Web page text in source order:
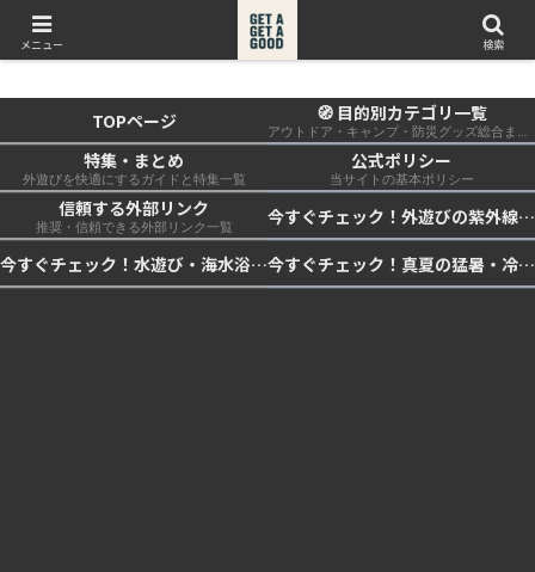
get a get a good
TOPページ 🧭 目的別カテゴリ一覧
アウトドア・キャンプ・防災グッズ総合まとめ
特集・まとめ
外遊びを快適にするガイドと特集一覧
公式ポリシー
当サイトの基本ポリシー
信頼する外部リンク
推奨・信頼できる外部リンク一覧
今すぐチェック！外遊びの紫外線対策・日差し快適化計画｜帽子・日傘・ウェア・日焼け止めを総まとめ☀️🏕️👓
今すぐチェック！水遊び・海水浴の快適化計画｜浮き輪・服装・日陰・安全対策を総まとめ🏖️🌊✨
今すぐチェック！真夏の猛暑・冷却・保冷快適化計画｜外遊び・キャンプ・車中泊の暑さ対策を総まとめ☀️🧊🏕️
メニュー 検索